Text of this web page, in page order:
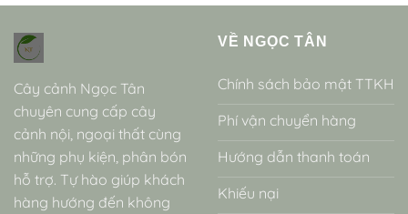
Cây cảnh Ngọc Tân
chuyên cung cấp cây
cảnh nội, ngoại thất cùng
những phụ kiện, phân bón
hỗ trợ. Tự hào giúp khách
hàng hướng đến không
VỀ NGỌC TÂN
Chính sách bảo mật TTKH
Phí vận chuyển hàng
Hướng dẫn thanh toán
Khiếu nại